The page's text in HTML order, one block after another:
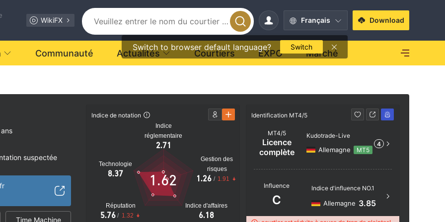
WikiFX Français
Switch to browser default language? Switch
Download
Communauté Actualités Courtiers EXPO Marché
suspectée
Time Machine
Indice de notation
Indice
réglementaire
2.71
Technologie
8.37
Réputation
5.76 / 1.32
Indice d'affaires
6.18
Gestion des
risques
1.26 / 1.91
1.62
Identification MT4/5
MT4/5
Licence
complète
Kudotrade-Live
Allemagne MT5
4
Influence
C
Indice d'influence NO.1
Allemagne 3.85